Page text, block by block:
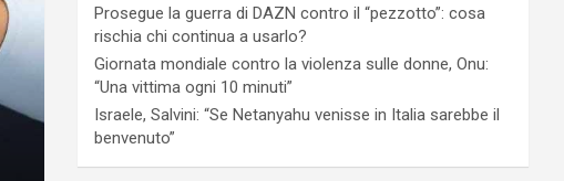
Prosegue la guerra di DAZN contro il “pezzotto”: cosa
rischia chi continua a usarlo?
Giornata mondiale contro la violenza sulle donne, Onu:
“Una vittima ogni 10 minuti”
Israele, Salvini: “Se Netanyahu venisse in Italia sarebbe il
benvenuto”